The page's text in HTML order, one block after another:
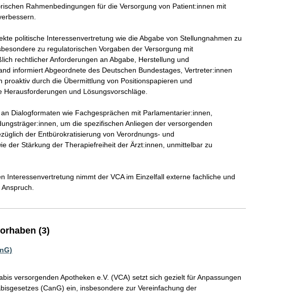
Rahmenbedingungen für die Versorgung von Patient:innen mit
politische Interessenvertretung wie die Abgabe von Stellungnahmen zu
zu regulatorischen Vorgaben der Versorgung mit
rechtlicher Anforderungen an Abgabe, Herstellung und
informiert Abgeordnete des Deutschen Bundestages, Vertreter:innen
proaktiv durch die Übermittlung von Positionspapieren und
und Lösungsvorschläge.
Dialogformaten wie Fachgesprächen mit Parlamentarier:innen,
um die spezifischen Anliegen der versorgenden
der Entbürokratisierung von Verordnungs- und
der Stärkung der Therapiefreiheit der Ärzt:innen, unmittelbar zu
Interessenvertretung nimmt der VCA im Einzelfall externe fachliche und
(3)
versorgenden Apotheken e.V. (VCA) setzt sich gezielt für Anpassungen
(CanG) ein, insbesondere zur Vereinfachung der